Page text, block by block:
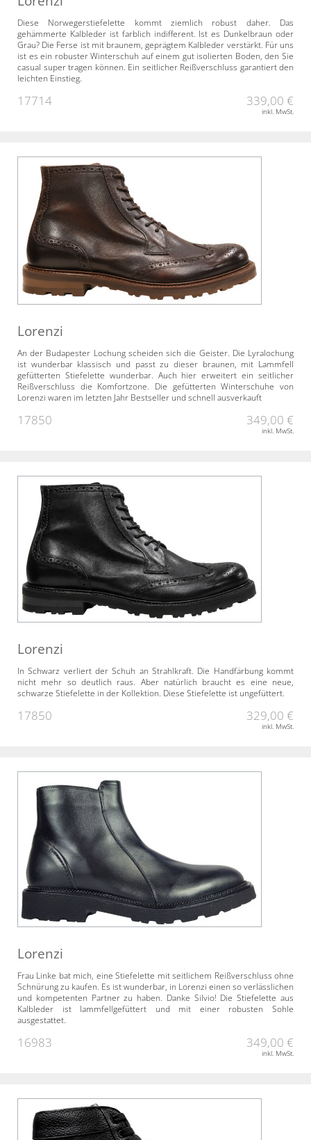
Diese Norwegerstiefelette kommt ziemlich robust daher. Das
gehämmerte Kalbleder ist farblich indifferent. Ist es Dunkelbraun oder
Grau? Die Ferse ist mit braunem, geprägtem Kalbleder verstärkt. Für uns
ist es ein robuster Winterschuh auf einem gut isolierten Boden, den Sie
casual super tragen können. Ein seitlicher Reißverschluss garantiert den
leichten Einstieg.
17714 339,00 €
inkl. MwSt.
Lorenzi
An der Budapester Lochung scheiden sich die Geister. Die Lyralochung
ist wunderbar klassisch und passt zu dieser braunen, mit Lammfell
gefütterten Stiefelette wunderbar. Auch hier erweitert ein seitlicher
Reißverschluss die Komfortzone. Die gefütterten Winterschuhe von
Lorenzi waren im letzten Jahr Bestseller und schnell ausverkauft
17850 349,00 €
inkl. MwSt.
Lorenzi
In Schwarz verliert der Schuh an Strahlkraft. Die Handfärbung kommt
nicht mehr so deutlich raus. Aber natürlich braucht es eine neue,
schwarze Stiefelette in der Kollektion. Diese Stiefelette ist ungefüttert.
17850 329,00 €
inkl. MwSt.
Lorenzi
Frau Linke bat mich, eine Stiefelette mit seitlichem Reißverschluss ohne
Schnürung zu kaufen. Es ist wunderbar, in Lorenzi einen so verlässlichen
und kompetenten Partner zu haben. Danke Silvio! Die Stiefelette aus
Kalbleder ist lammfellgefüttert und mit einer robusten Sohle
ausgestattet.
16983 349,00 €
inkl. MwSt.